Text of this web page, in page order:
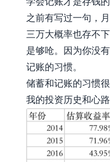
之前有写过一句，
三万大概率也存不
是够呛。因为你没
记账的习惯。
储蓄和记账的习惯
我的投资历史和心